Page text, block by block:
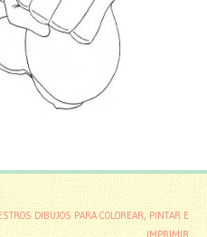
DIBUJOS PARA COLOREAR, PINTAR E
IMPRIMIR